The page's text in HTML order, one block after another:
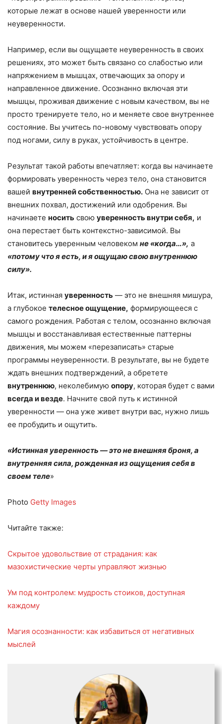
которые лежат в основе нашей уверенности или
неуверенности.
Например, если вы ощущаете неуверенность в своих
решениях, это может быть связано со слабостью или
напряжением в мышцах, отвечающих за опору и
направленное движение. Осознанно включая эти
мышцы, проживая движение с новым качеством, вы не
просто тренируете тело, но и меняете свое внутреннее
состояние. Вы учитесь по-новому чувствовать опору
под ногами, силу в руках, устойчивость в центре.
Результат такой работы впечатляет: когда вы начинаете
формировать уверенность через тело, она становится
вашей внутренней собственностью. Она не зависит от
внешних похвал, достижений или одобрения. Вы
начинаете носить свою уверенность внутри себя, и
она перестает быть контекстно-зависимой. Вы
становитесь уверенным человеком не «когда…», а
«потому что я есть, и я ощущаю свою внутреннюю
силу».
Итак, истинная уверенность — это не внешняя мишура,
а глубокое телесное ощущение, формирующееся с
самого рождения. Работая с телом, осознанно включая
мышцы и восстанавливая естественные паттерны
движения, мы можем «перезаписать» старые
программы неуверенности. В результате, вы не будете
ждать внешних подтверждений, а обретете
внутреннюю, неколебимую опору, которая будет с вами
всегда и везде. Начните свой путь к истинной
уверенности — она уже живет внутри вас, нужно лишь
ее пробудить и ощутить.
«Истинная уверенность — это не внешняя броня, а
внутренняя сила, рожденная из ощущения себя в
своем теле»
Photo Getty Images
Читайте также:
Скрытое удовольствие от страдания: как
мазохистические черты управляют жизнью
Ум под контролем: мудрость стоиков, доступная
каждому
Магия осознанности: как избавиться от негативных
мыслей